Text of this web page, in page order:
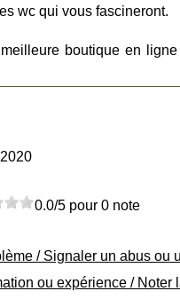
wc qui vous fascineront.
boutique en
0.0/5 pour 0 note
/ Signaler un abus ou
ou expérience / Noter